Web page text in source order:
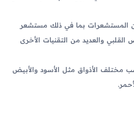
المستشعرات بما في ذلك مستشعر
والعديد من التقنيات الأخرى
مختلف الأذواق مثل الأسود والأبيض